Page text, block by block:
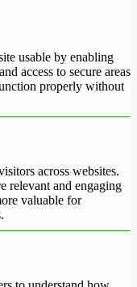
usable by enabling
access to secure areas
properly without
across websites.
relevant and engaging
valuable for